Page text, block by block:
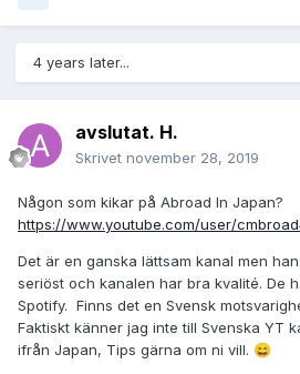
4 years later...
avslutat. H.
Skrivet november 28, 2019
Någon som kikar på Abroad In Japan?
https://www.youtube.com/user/
Det är en ganska lättsam kanal men
seriöst och kanalen har bra kvalité. De
Spotify. Finns det en Svensk
Faktiskt känner jag inte till Svenska YT
ifrån Japan, Tips gärna om ni vill. 😄